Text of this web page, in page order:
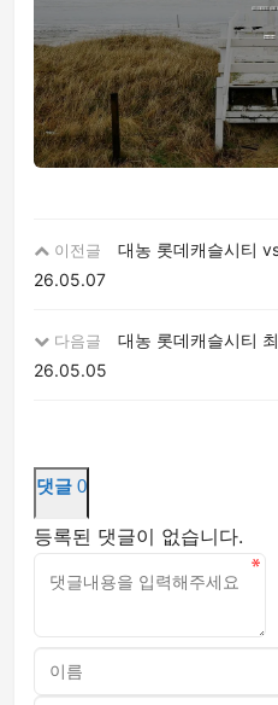
이전글
대농 롯데캐슬시티
26.05.07
다음글
대농 롯데캐슬시티
26.05.05
댓글 0
등록된 댓글이 없습니다.